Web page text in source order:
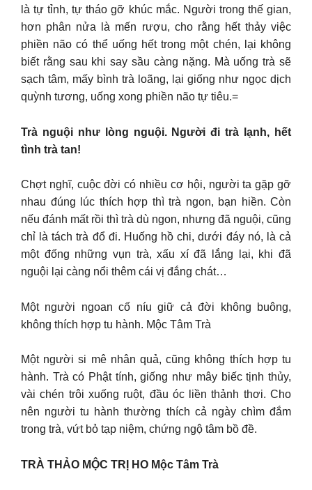
là tự tỉnh, tự tháo gỡ khúc mắc. Người trong thế gian,
hơn phân nửa là mến rượu, cho rằng hết thảy việc
phiền não có thể uống hết trong một chén, lại không
biết rằng sau khi say sầu càng nặng. Mà uống trà sẽ
sạch tâm, mấy bình trà loãng, lại giống như ngọc dịch
quỳnh tương, uống xong phiền não tự tiêu.=
Trà nguội như lòng nguội. Người đi trà lạnh, hết
tình trà tan!
Chợt nghĩ, cuộc đời có nhiều cơ hội, người ta gặp gỡ
nhau đúng lúc thích hợp thì trà ngon, bạn hiền. Còn
nếu đánh mất rồi thì trà dù ngon, nhưng đã nguội, cũng
chỉ là tách trà đổ đi. Huống hồ chi, dưới đáy nó, là cả
một đống những vụn trà, xấu xí đã lắng lại, khi đã
nguội lại càng nổi thêm cái vị đắng chát…
Một người ngoan cố níu giữ cả đời không buông,
không thích hợp tu hành. Mộc Tâm Trà
Một người si mê nhân quả, cũng không thích hợp tu
hành. Trà có Phật tính, giống như mây biếc tịnh thủy,
vài chén trôi xuống ruột, đầu óc liền thảnh thơi. Cho
nên người tu hành thường thích cả ngày chìm đắm
trong trà, vứt bỏ tạp niệm, chứng ngộ tâm bồ đề.
TRÀ THẢO MỘC TRỊ HO Mộc Tâm Trà